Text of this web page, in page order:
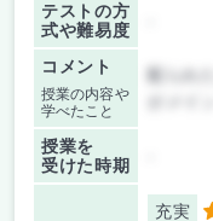
テストの方
式や難易度
コメント
授業の内容や
学べたこと
配られ
授業を
受けた時期
充実 5